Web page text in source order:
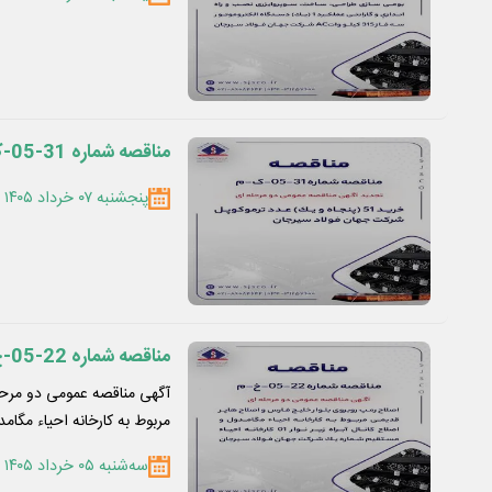
مناقصه شماره 31-05-ک-م
پنجشنبه ۰۷ خرداد ۱۴۰۵
مناقصه شماره 22-05-خ-م"
آگهی مناقصه عمومی دو
مربوط به کارخانه احیاء
سه‌شنبه ۰۵ خرداد ۱۴۰۵